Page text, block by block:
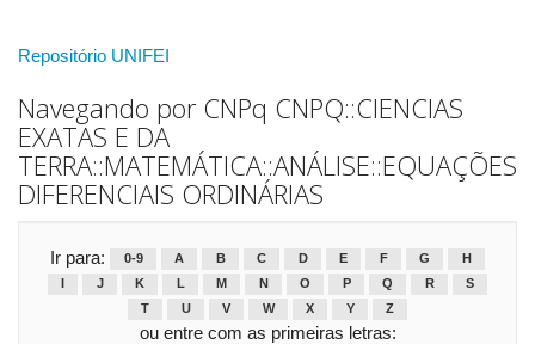
Repositório UNIFEI
Navegando por CNPq CNPQ::CIENCIAS
EXATAS E DA
TERRA::MATEMÁTICA::ANÁLISE::EQUAÇÕES
DIFERENCIAIS ORDINÁRIAS
Ir para: 0-9 A B C D E F G
H
J K L M N O P Q R
S
T
U V W X Y Z
ou entre com as primeiras letras: